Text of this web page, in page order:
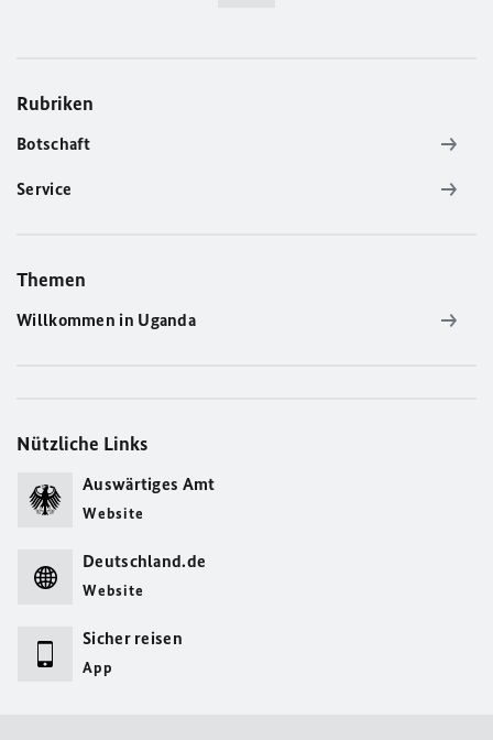
Rubriken
Botschaft
Service
Themen
Willkommen in Uganda
Nützliche Links
Auswärtiges Amt
Website
Deutschland.de
Website
Sicher reisen
App